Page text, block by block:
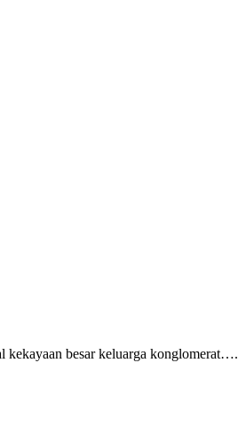
kekayaan besar keluarga konglomerat….